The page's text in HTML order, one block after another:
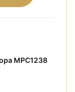
Памятник из серого мрамора МРС1238